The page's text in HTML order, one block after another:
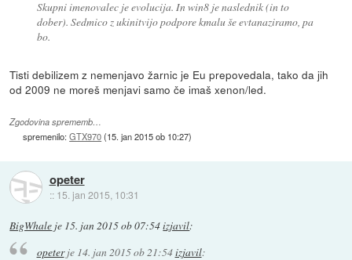
Skupni imenovalec je evolucija. In win8 je naslednik (in to
dober). Sedmico z ukinitvijo podpore kmalu še evtanaziramo, pa
bo.
Tisti debilizem z nemenjavo žarnic je Eu prepovedala, tako da jih
od 2009 ne moreš menjavi samo če imaš xenon/led.
Zgodovina sprememb…
spremenilo:GTX970(15. jan 2015 ob 10:27)
opeter
:: 15. jan 2015, 10:31
BigWhale je 15. jan 2015 ob 07:54izjavil:
opeterje 14. jan 2015 ob 21:54izjavil: